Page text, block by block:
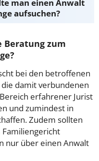
man einen Anwalt
aufsuchen?
Beratung zum
bei den betroffenen
damit verbundenen
erfahrener Jurist
und zumindest in
Zudem sollten
nur über einen Anwalt